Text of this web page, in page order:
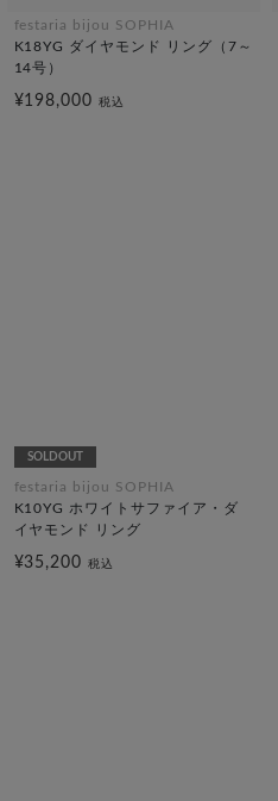
festaria bijou SOPHIA
K18YG ダイヤモンド リング（7～
14号）
¥198,000税込
SOLDOUT
festaria bijou SOPHIA
K10YG ホワイトサファイア・ダ
イヤモンド リング
¥35,200税込